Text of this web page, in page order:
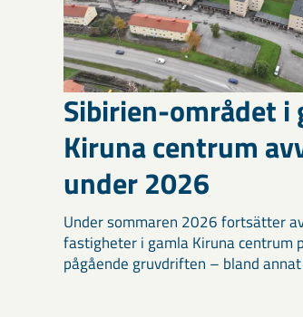
Sibirien-området i
Kiruna centrum
under 2026
Under sommaren 2026 fortsätter
fastigheter i gamla Kiruna centrum
pågående gruvdriften – bland annat